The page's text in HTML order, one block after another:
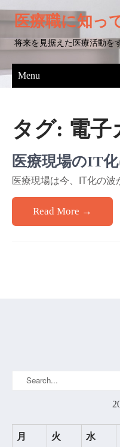
医療職に知っ
将来を見据えた医療活動を
Menu
タグ: 電子
医療現場のIT
医療現場は今、IT化の
Read More →
月 火 水